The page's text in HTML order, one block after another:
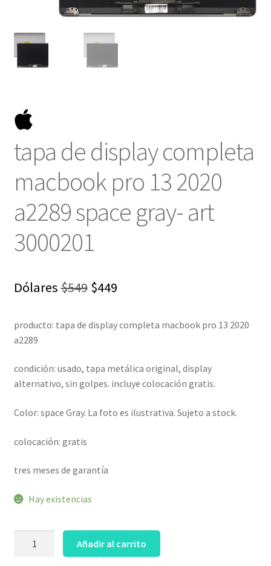
tapa de display completa
macbook pro 13 2020
a2289 space gray- art
3000201
Dólares$549 El
original
$549.
$449El
actual
$449.
producto: tapa de display completa macbook pro 13 2020
a2289
condición: usado, tapa metálica original, display
alternativo, sin golpes. incluye colocación gratis.
Color: space Gray. La foto es ilustrativa. Sujeto a stock.
colocación: gratis
tres meses de garantía
Hay existencias
Añadir al carrito